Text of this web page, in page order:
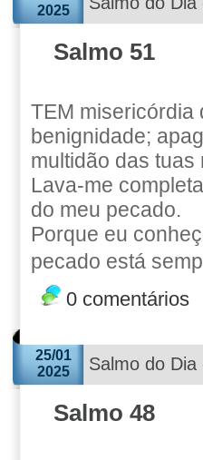
2025
Salmo 51
TEM misericórdia
benignidade;
multidão das tuas
Lava-me
do meu pecado.
Porque eu
pecado está
0 comentários
25/01
2025
Salmo do
Salmo 48